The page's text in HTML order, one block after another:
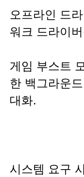
오프라인 드
워크 드라이
게임 부스트
한 백그라운
대화.
시스템 요구